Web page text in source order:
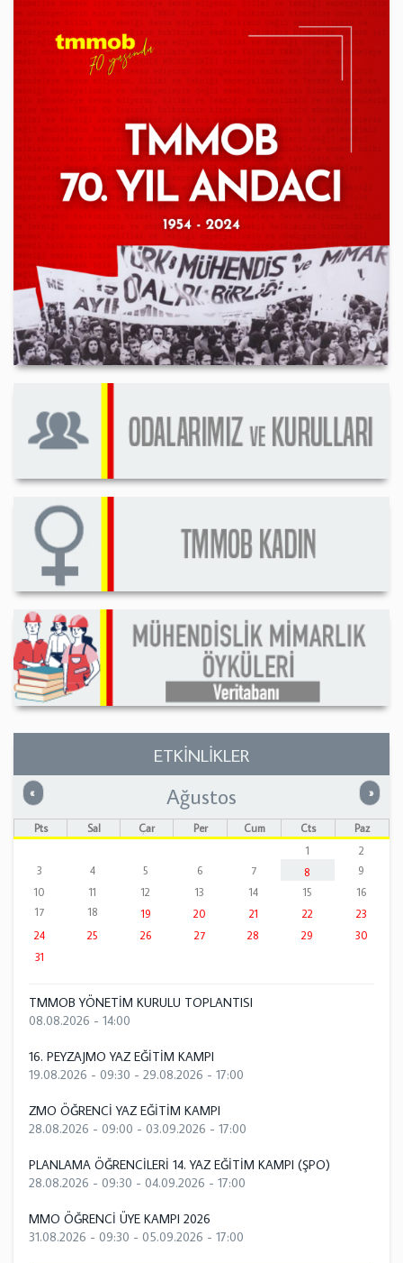
ETKİNLİKLER
« Önceki »
Ağustos
Pts Sal Çar Per Cum Cts
Paz
1
2
3
4 5 6 7 8
9
10
11 12 13 14 15
16
17
18 19 20 21 22
23
24
25 26 27 28 29
30
31
TMMOB YÖNETİM KURULU TOPLANTISI
08.08.2026 - 14:00
16. PEYZAJMO YAZ EĞİTİM KAMPI
19.08.2026 - 09:30 - 29.08.2026 - 17:00
ZMO ÖĞRENCİ YAZ EĞİTİM KAMPI
28.08.2026 - 09:00 - 03.09.2026 - 17:00
PLANLAMA ÖĞRENCİLERİ 14. YAZ EĞİTİM KAMPI (ŞPO)
28.08.2026 - 09:30 - 04.09.2026 - 17:00
MMO ÖĞRENCİ ÜYE KAMPI 2026
31.08.2026 - 09:30 - 05.09.2026 - 17:00